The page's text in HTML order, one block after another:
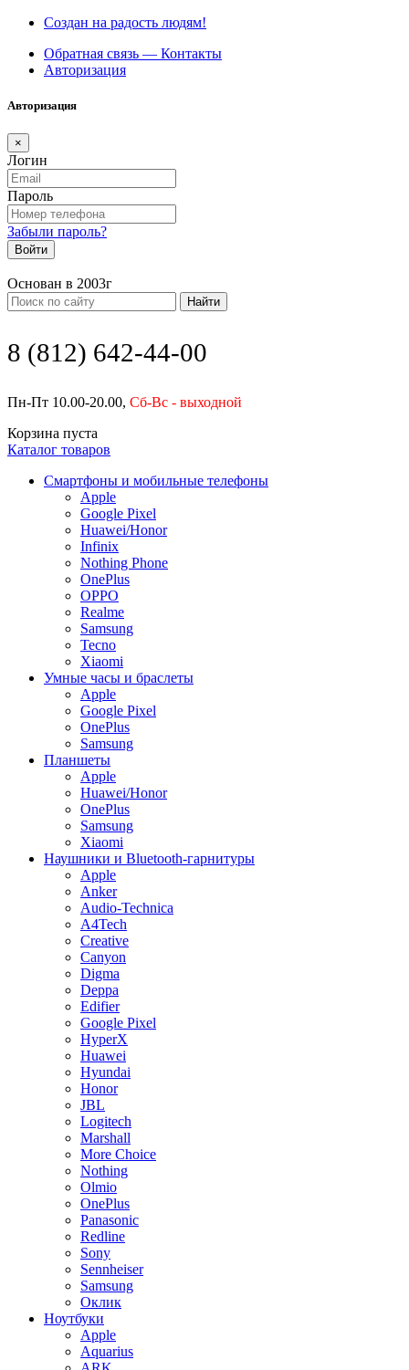
Создан на радость людям!
Обратная связь — Контакты
Авторизация
Авторизация
×
Логин
Пароль
Забыли пароль?
Войти
Основан в 2003г
Найти
8 (812) 642-44-00
Пн-Пт 10.00-20.00, Сб-Вс - выходной
Корзина пуста
Каталог товаров
Смартфоны и мобильные телефоны
Apple
Google Pixel
Huawei/Honor
Infinix
Nothing Phone
OnePlus
OPPO
Realme
Samsung
Tecno
Xiaomi
Умные часы и браслеты
Apple
Google Pixel
OnePlus
Samsung
Планшеты
Apple
Huawei/Honor
OnePlus
Samsung
Xiaomi
Наушники и Bluetooth-гарнитуры
Apple
Anker
Audio-Technica
A4Tech
Creative
Canyon
Digma
Deppa
Edifier
Google Pixel
HyperX
Huawei
Hyundai
Honor
JBL
Logitech
Marshall
More Choice
Nothing
Olmio
OnePlus
Panasonic
Redline
Sony
Sennheiser
Samsung
Оклик
Ноутбуки
Apple
Aquarius